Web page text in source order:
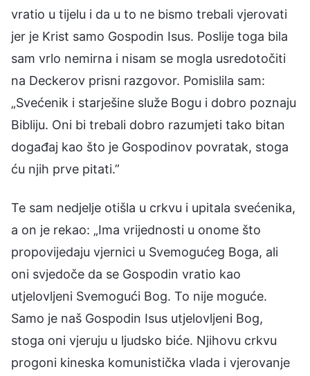
vratio u tijelu i da u to ne bismo trebali vjerovati
jer je Krist samo Gospodin Isus. Poslije toga bila
sam vrlo nemirna i nisam se mogla usredotočiti
na Deckerov prisni razgovor. Pomislila sam:
„Svećenik i starješine služe Bogu i dobro poznaju
Bibliju. Oni bi trebali dobro razumjeti tako bitan
događaj kao što je Gospodinov povratak, stoga
ću njih prve pitati.”
Te sam nedjelje otišla u crkvu i upitala svećenika,
a on je rekao: „Ima vrijednosti u onome što
propovijedaju vjernici u Svemogućeg Boga, ali
oni svjedoče da se Gospodin vratio kao
utjelovljeni Svemogući Bog. To nije moguće.
Samo je naš Gospodin Isus utjelovljeni Bog,
stoga oni vjeruju u ljudsko biće. Njihovu crkvu
progoni kineska komunistička vlada i vjerovanje